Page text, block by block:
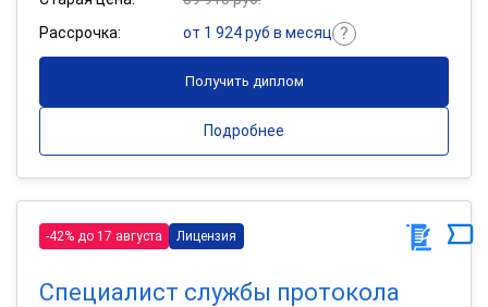
Рассрочка:
от 1 924 руб в месяц
Получить диплом
Подробнее
-42% до 17 августа Лицензия
Специалист службы протокола